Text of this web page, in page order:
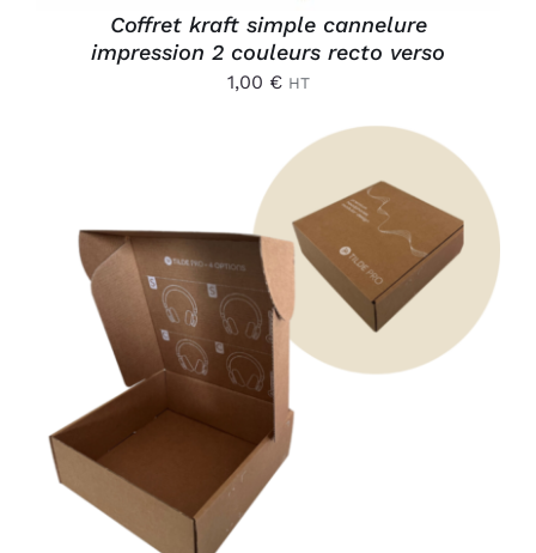
Coffret kraft simple cannelure
impression 2 couleurs recto verso
1,00 € HT
AJOUTER AU PANIER
DÉTAILS